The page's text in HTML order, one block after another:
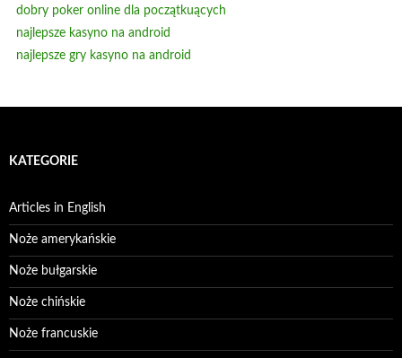
dobry poker online dla początkuących
najlepsze kasyno na android
najlepsze gry kasyno na android
KATEGORIE
Articles in English
Noże amerykańskie
Noże bułgarskie
Noże chińskie
Noże francuskie